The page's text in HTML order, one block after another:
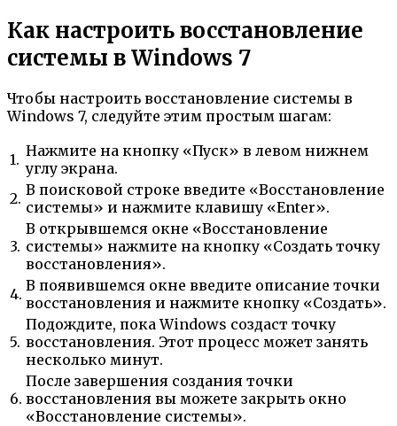
Как настроить восстановление
системы в Windows 7
Чтобы настроить восстановление системы в
Windows 7, следуйте этим простым шагам:
1. Нажмите на кнопку «Пуск» в левом нижнем
углу экрана.
2. В поисковой строке введите «Восстановление
системы» и нажмите клавишу «Enter».
3.
В открывшемся окне «Восстановление
системы» нажмите на кнопку «Создать точку
восстановления».
4. В появившемся окне введите описание точки
восстановления и нажмите кнопку «Создать».
5.
Подождите, пока Windows создаст точку
восстановления. Этот процесс может занять
несколько минут.
6.
После завершения создания точки
восстановления вы можете закрыть окно
«Восстановление системы».